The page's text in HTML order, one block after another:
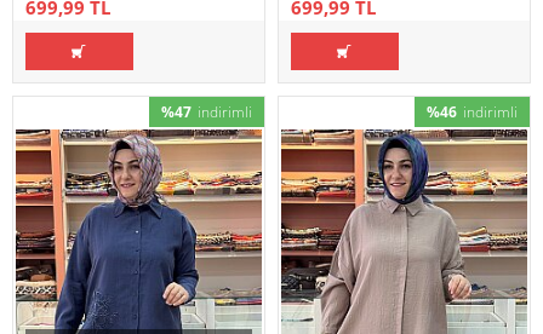
699,99 TL 699,99 TL
%47 indirimli %46 indirimli